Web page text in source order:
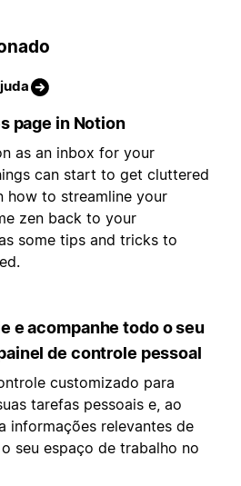
page in Notion
as an inbox for your
can start to get cluttered
how to streamline your
zen back to your
some tips and tricks to
e acompanhe todo o seu
de controle pessoal
customizado para
tarefas pessoais e, ao
informações relevantes de
seu espaço de trabalho no